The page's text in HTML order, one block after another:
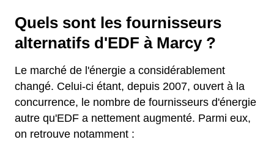
Quels sont les fournisseurs
alternatifs d'EDF à Marcy ?
Le marché de l'énergie a considérablement
changé. Celui-ci étant, depuis 2007, ouvert à la
concurrence, le nombre de fournisseurs d'énergie
autre qu'EDF a nettement augmenté. Parmi eux,
on retrouve notamment :